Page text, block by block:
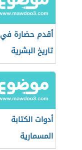
أقدم حضارة في
تاريخ البشرية
أدوات الكتابة
المسمارية